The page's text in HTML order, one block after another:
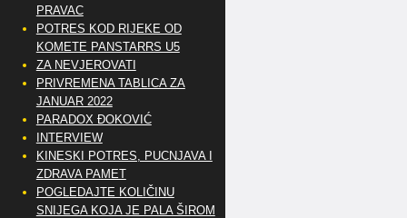
PRAVAC
POTRES KOD RIJEKE OD
KOMETE PANSTARRS U5
ZA NEVJEROVATI
PRIVREMENA TABLICA ZA
JANUAR 2022
PARADOX ĐOKOVIĆ
INTERVIEW
KINESKI POTRES, PUCNJAVA I
ZDRAVA PAMET
POGLEDAJTE KOLIČINU
SNIJEGA KOJA JE PALA ŠIROM